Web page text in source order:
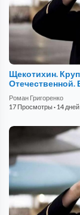
Щекотихин.
Отечественной.
Роман Григоренко
17 Просмотры· 14